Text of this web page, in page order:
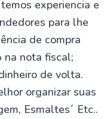
experiencia e
para lhe
de compra
na nota fiscal;
de volta.
organizar suas
Esmaltes´ Etc..